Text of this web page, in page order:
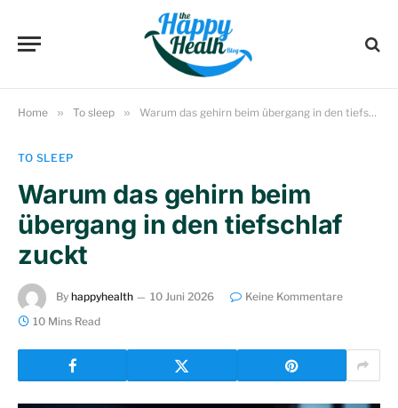
Home » To sleep » Warum das gehirn beim übergang in den tiefschlaf zuckt
TO SLEEP
Warum das gehirn beim
übergang in den tiefschlaf
zuckt
By happyhealth 10 Juni 2026
Keine Kommentare
10 Mins Read